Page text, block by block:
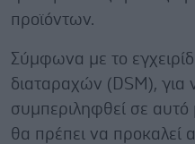
προϊόντων.
Σύμφωνα με το
διαταραχών (DSM), για
συμπεριληφθεί σε
θα πρέπει να προκαλεί